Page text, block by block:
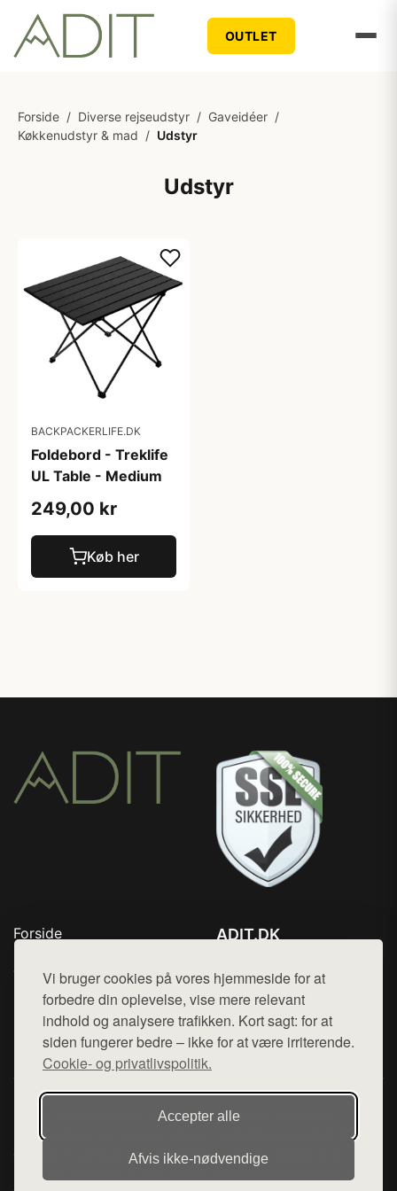
Vi bruger cookies på vores hjemmeside for at
forbedre din oplevelse, vise mere relevant
indhold og analysere trafikken. Kort sagt: for at
siden fungerer bedre – ikke for at være irriterende.
Cookie- og privatlivspolitik.
Accepter alle
Afvis ikke‑nødvendige
OUTLET
Forside / Diverse rejseudstyr / Gaveidéer /
Køkkenudstyr & mad / Udstyr
Udstyr
BACKPACKERLIFE.DK
Foldebord - Treklife
UL Table - Medium
249,00 kr
Køb her
Forside
Top Rabatter
Blog
Kontakt
ADIT.DK
Mail: hej@want.dk
Cookie- og privatlivspolitik
Denne side er en del af want.dk, der udgiver en række
hjemmesider med præsentation af forskellige produkter fra
diverse webshops. Der sælges ikke varer fra denne side - vi
henviser til de shops, som sælger varen. Vi har heller ikke